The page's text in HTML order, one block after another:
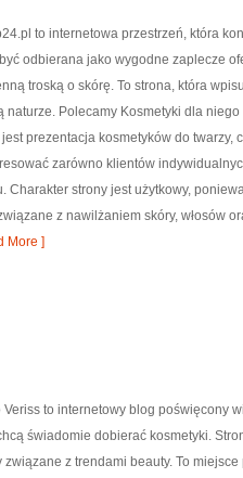
to internetowa przestrzeń, która
odbierana jako wygodne zaplecze
troską o skórę. To strona, która
naturze. Polecamy Kosmetyki dla
prezentacja kosmetyków do twarzy,
zarówno klientów
Charakter strony jest użytkowy,
z nawilżaniem skóry, włosów
More ]
Veriss to internetowy blog poświęcony
świadomie dobierać kosmetyki.
związane z trendami beauty. To